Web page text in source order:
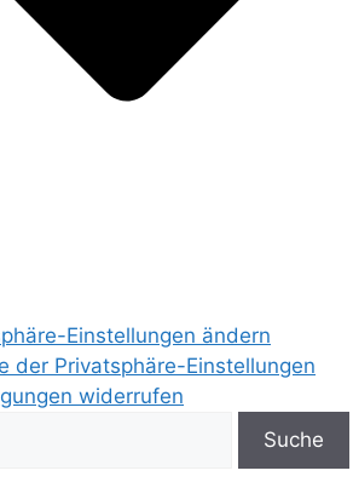
Einstellungen ändern
der Privatsphäre-Einstellungen
widerrufen